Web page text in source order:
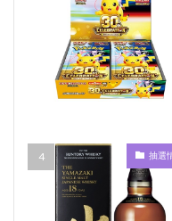
抽選